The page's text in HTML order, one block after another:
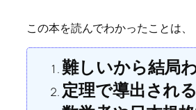
この本を読んでわかったことは、
難しいから結局
定理で導出され